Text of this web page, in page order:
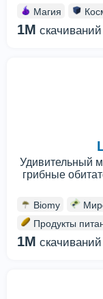
Магия
1M скачиваний
Удивительный
грибные
Biomy
Продукты
1M скачиваний